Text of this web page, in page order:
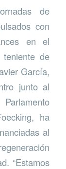
de
con
en el
de
García,
junto al
ha
al
“Estamos